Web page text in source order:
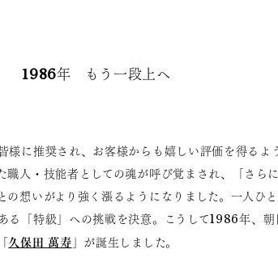
1986年 もう一段上へ
様に推奨され、お客様からも嬉しい評価を得るよ
職人・技能者としての魂が呼び覚まされ、「さら
の想いがより強く漲るようになりました。一人ひ
る「特級」への挑戦を決意。こうして1986年、
久保田 萬寿 」が誕生しました。